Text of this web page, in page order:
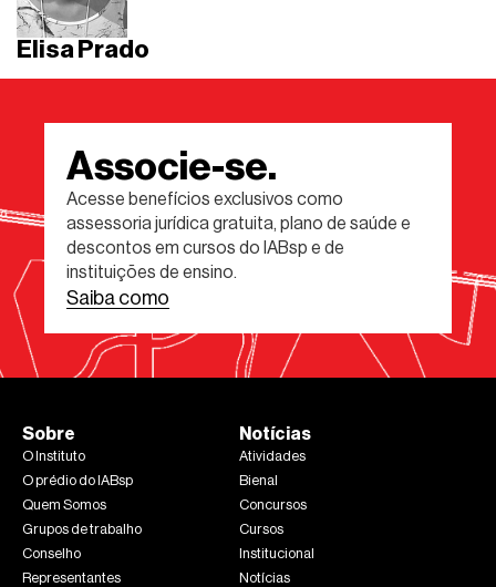
Elisa Prado
Associe-se.
Acesse benefícios exclusivos como
assessoria jurídica gratuita, plano de saúde e
descontos em cursos do IABsp e de
instituições de ensino.
Saiba como
Sobre
O Instituto
O prédio do IABsp
Quem Somos
Grupos de trabalho
Conselho
Representantes
Notícias
Atividades
Bienal
Concursos
Cursos
Institucional
Notícias